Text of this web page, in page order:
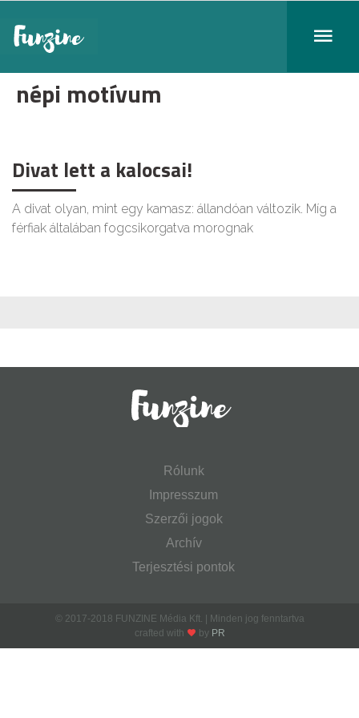
népi motívum
Divat lett a kalocsai!
A divat olyan, mint egy kamasz: állandóan változik. Míg a
férfiak általában fogcsikorgatva morognak
Rólunk
Impresszum
Szerzői jogok
Archív
Terjesztési pontok
© 2017-2018 FUNZINE Média Kft. | Minden jog fenntartva
crafted with
by PR